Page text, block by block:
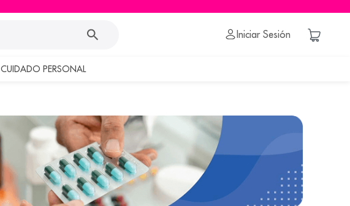
Iniciar Sesión
CUIDADO PERSONAL